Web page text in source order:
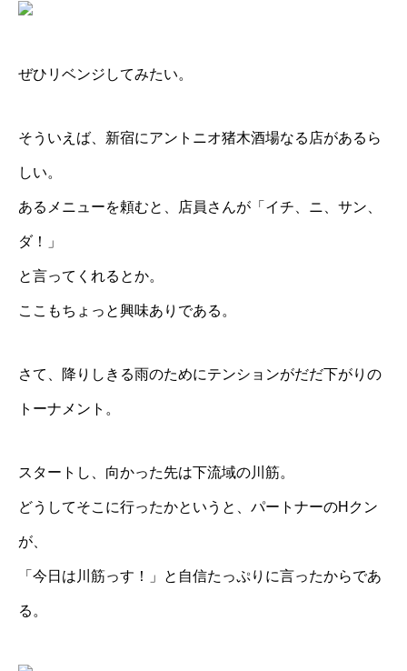
ぜひリベンジしてみたい。
そういえば、新宿にアントニオ猪木酒場なる店があるら
しい。
あるメニューを頼むと、店員さんが「イチ、ニ、サン、
ダ！」
と言ってくれるとか。
ここもちょっと興味ありである。
さて、降りしきる雨のためにテンションがだだ下がりの
トーナメント。
スタートし、向かった先は下流域の川筋。
どうしてそこに行ったかというと、パートナーのHクン
が、
「今日は川筋っす！」と自信たっぷりに言ったからであ
る。